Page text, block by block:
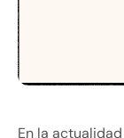
En la